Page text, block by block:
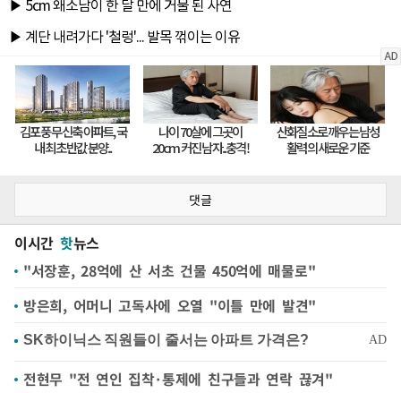
댓글
이시간 핫뉴스
"서장훈, 28억에 산 서초 건물 450억에 매물로"
방은희, 어머니 고독사에 오열 "이틀 만에 발견"
전현무 "전 연인 집착·통제에 친구들과 연락 끊겨"